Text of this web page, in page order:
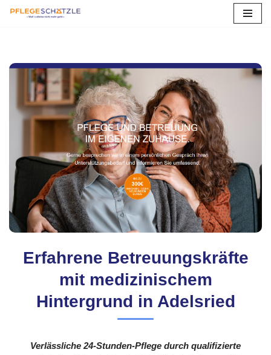
springen
Erfahrene Betreuungskräfte
mit medizinischem
Hintergrund in Adelsried
Verlässliche 24-Stunden-Pflege durch qualifizierte